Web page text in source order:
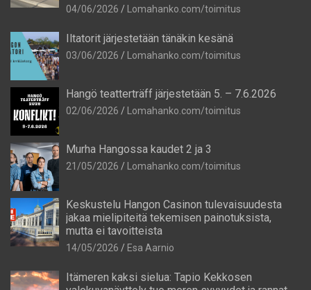
04/06/2026 Lomahanko.com/toimitus
Iltatorit järjestetään tänäkin kesänä
03/06/2026 Lomahanko.com/toimitus
Hangö teatterträff järjestetään 5. – 7.6.2026
02/06/2026 Lomahanko.com/toimitus
Murha Hangossa kaudet 2 ja 3
21/05/2026 Lomahanko.com/toimitus
Keskustelu Hangon Casinon tulevaisuudesta
jakaa mielipiteitä tekemisen painotuksista,
mutta ei tavoitteista
14/05/2026 Esa Aarnio
Itämeren kaksi sielua: Tapio Kekkosen